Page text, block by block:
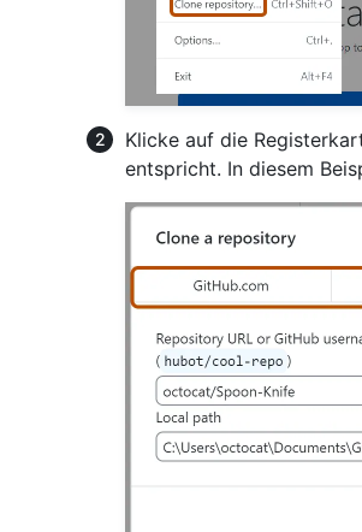
Klicke auf die
entspricht. In diesem